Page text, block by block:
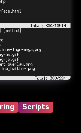
Scripts